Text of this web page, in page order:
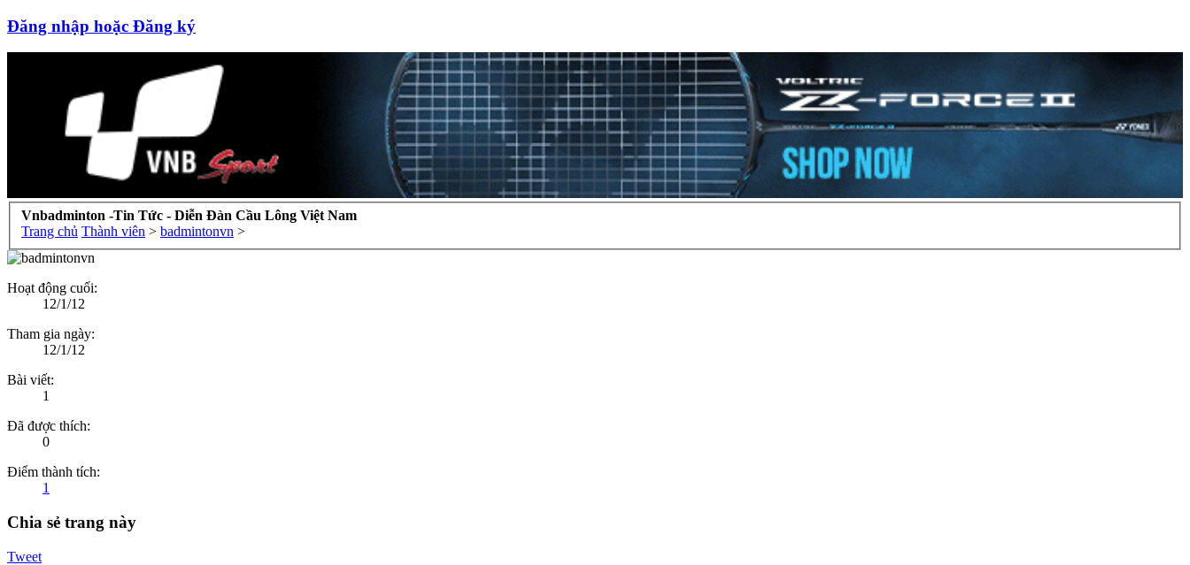
Đăng nhập hoặc Đăng ký
Vnbadminton -Tin Tức - Diễn Đàn Cầu Lông Việt Nam
Trang chủ Thành viên > badmintonvn >
Hoạt động cuối:
12/1/12
Tham gia ngày:
12/1/12
Bài viết:
1
Đã được thích:
0
Điểm thành tích:
1
Chia sẻ trang này
Tweet